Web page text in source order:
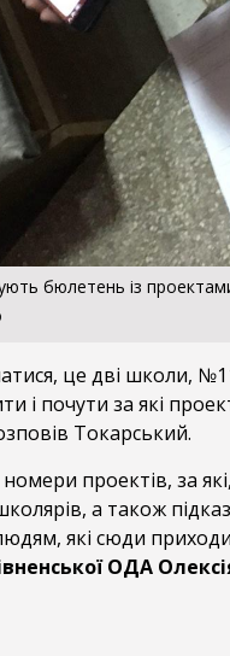
бюлетень із
це дві школи,
і почути за які
Токарський.
проектів, за
а також
які сюди
ОДА